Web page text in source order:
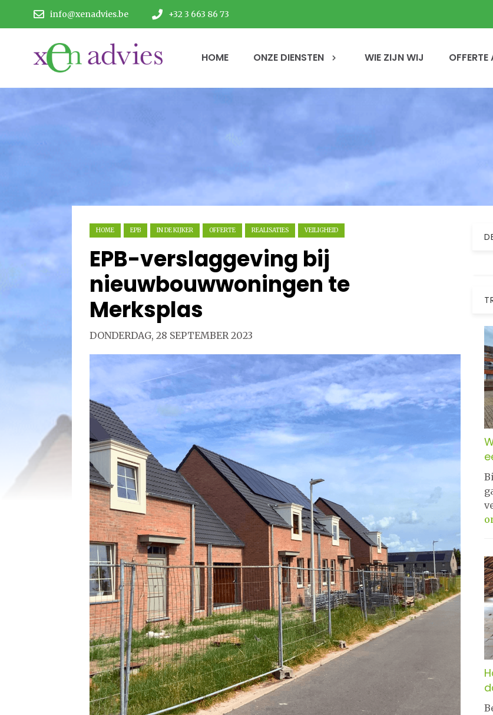
info@xenadvies.be +32 3 663 86 73
HOME ONZE DIENSTEN WIE ZIJN WIJ
HOME EPB IN DE KIJKER OFFERTE REALISATIES VEILIGHEID
EPB-verslaggeving bij
nieuwbouwwoningen te
Merksplas
DONDERDAG, 28 SEPTEMBER 2023